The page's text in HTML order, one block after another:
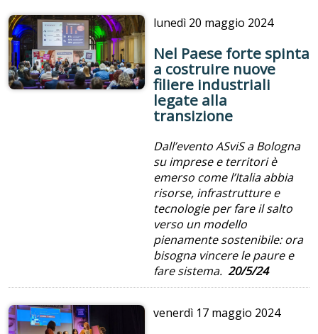
lunedì 20 maggio 2024
Nel Paese forte spinta
a costruire nuove
filiere industriali
legate alla
transizione
Dall’evento ASviS a Bologna
su imprese e territori è
emerso come l’Italia abbia
risorse, infrastrutture e
tecnologie per fare il salto
verso un modello
pienamente sostenibile: ora
bisogna vincere le paure e
fare sistema. 20/5/24
venerdì 17 maggio 2024